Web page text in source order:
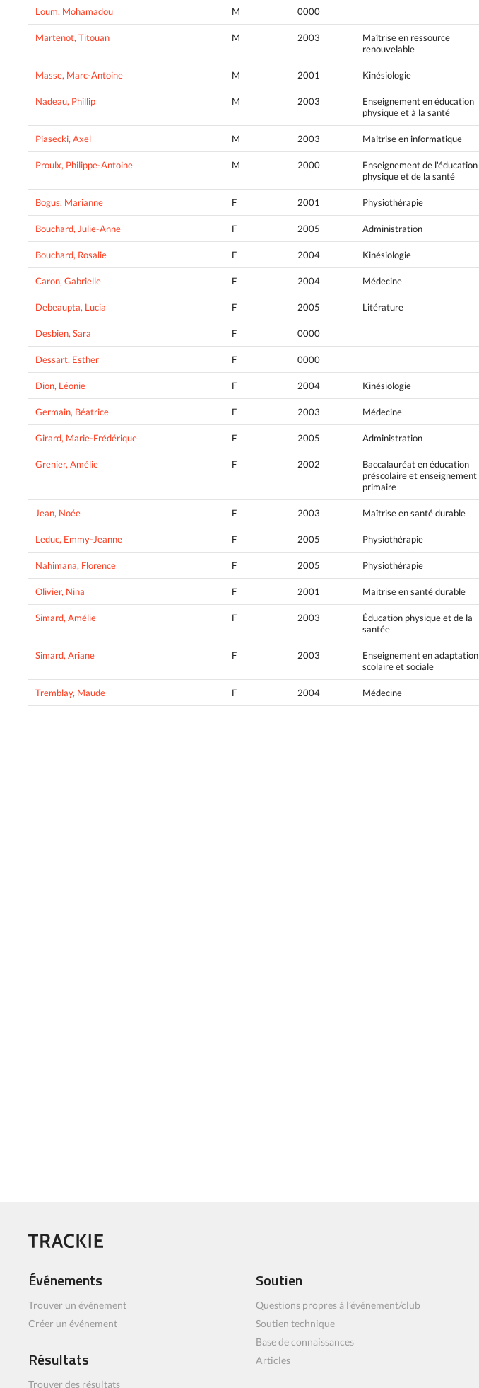
Loum, Mohamadou M 0000
Martenot, Titouan M 2003
Maîtrise en ressource
renouvelable
Masse, Marc-Antoine M 2001 Kinésiologie
Nadeau, Phillip M 2003
Enseignement en éducation
physique et à la santé
Piasecki, Axel M 2003 Maitrise en informatique
Proulx, Philippe-Antoine M 2000
Enseignement de l'éducation
physique et de la santé
Bogus, Marianne F 2001 Physiothérapie
Bouchard, Julie-Anne F 2005 Administration
Bouchard, Rosalie F 2004 Kinésiologie
Caron, Gabrielle F 2004 Médecine
Debeaupta, Lucia F 2005 Litérature
Desbien, Sara F 0000
Dessart, Esther F 0000
Dion, Léonie F 2004 Kinésiologie
Germain, Béatrice F 2003 Médecine
Girard, Marie-Frédérique F 2005 Administration
Grenier, Amélie F 2002
Baccalauréat en éducation
préscolaire et enseignement
primaire
Jean, Noée F 2003 Maîtrise en santé durable
Leduc, Emmy-Jeanne F 2005 Physiothérapie
Nahimana, Florence F 2005 Physiothérapie
Olivier, Nina F 2001 Maitrise en santé durable
Simard, Amélie F 2003
Éducation physique et de la
santée
Simard, Ariane F 2003
Enseignement en adaptation
scolaire et sociale
Tremblay, Maude F 2004 Médecine
Événements
Trouver un événement
Créer un événement
Résultats
Trouver des résultats
Soutien
Questions propres à l’événement/club
Soutien technique
Base de connaissances
Articles